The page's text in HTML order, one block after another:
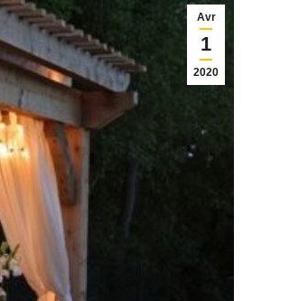
Avr
1
2020